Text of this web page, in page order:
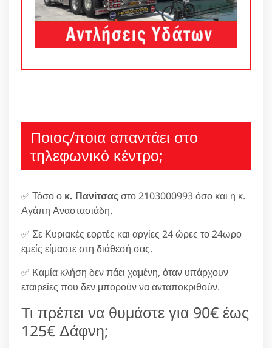
Ποιος/ποια απαντάει στο
τηλεφωνικό κέντρο;
✅ Τόσο ο κ. Πανίτσαςστο 2103000993 όσο και η κ.
Αγάπη Αναστασιάδη.
✅ Σε Κυριακές εορτές και αργίες 24 ώρες το 24ωρο
εμείς είμαστε στη διάθεσή σας.
✅ Καμία κλήση δεν πάει χαμένη, όταν υπάρχουν
εταιρείες που δεν μπορούν να ανταποκριθούν.
Τι πρέπει να θυμάστε για 90€ έως
125€ Δάφνη;